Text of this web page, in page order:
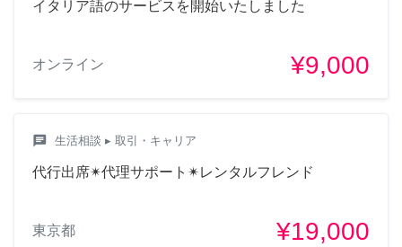
イタリア語のサービスを開始いたしました
オンライン ¥9,000
chat 生活相談 ▸ 取引・キャリア
代行出席✴︎代理サポート✴︎レンタルフレンド
東京都 ¥19,000